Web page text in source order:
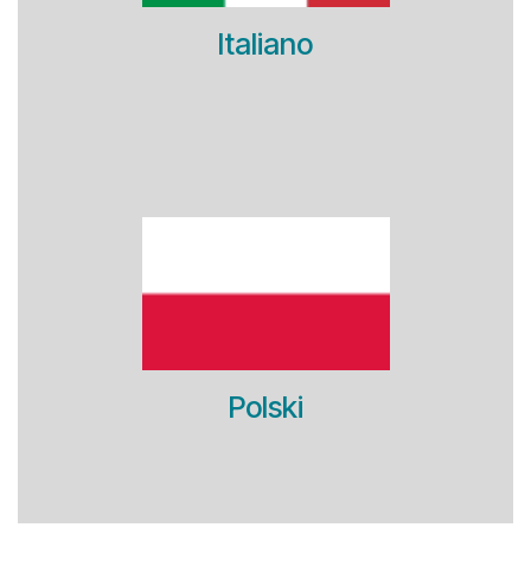
Italiano
Polski